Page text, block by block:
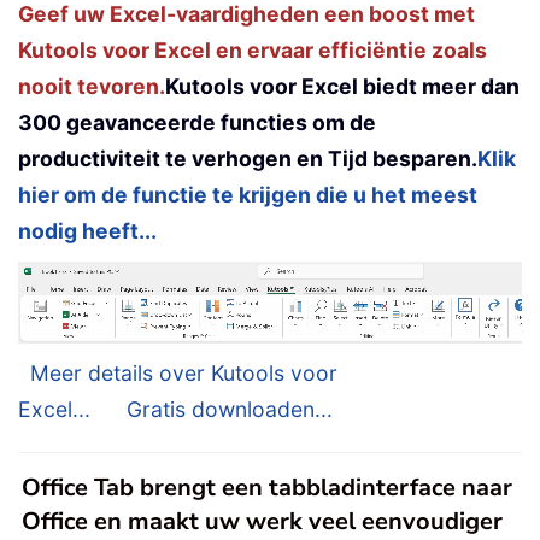
Geef uw Excel-vaardigheden een boost met
Kutools voor Excel en ervaar efficiëntie zoals
nooit tevoren.Kutools voor Excel biedt meer dan
300 geavanceerde functies om de
productiviteit te verhogen en Tijd besparen.Klik
hier om de functie te krijgen die u het meest
nodig heeft...
Meer details over Kutools voor
Excel...
Gratis downloaden...
Office Tab brengt een tabbladinterface naar
Office en maakt uw werk veel eenvoudiger